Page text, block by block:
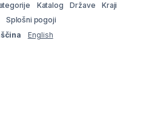
Katalog Države
Kraji
Splošni pogoji
English